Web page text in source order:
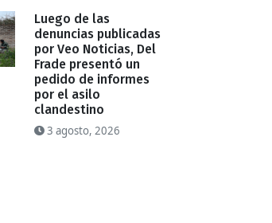
Luego de las
denuncias publicadas
por Veo Noticias, Del
Frade presentó un
pedido de informes
por el asilo
clandestino
3 agosto, 2026